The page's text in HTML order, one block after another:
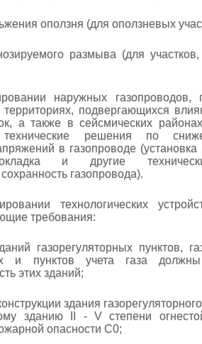
оползня (для оползневых
размыва (для
наружных газопроводов,
территориях, подвергающихся
а также в сейсмических
технические решения по
в газопроводе (установка
и другие
газопровода).
технологических
требования:
газорегуляторных пунктов,
и пунктов учета газа должны
этих зданий;
здания
зданию II - Vстепени
опасности C0;